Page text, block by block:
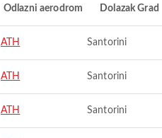
Odlazni aerodrom Dolazak Grad
ATH Santorini
ATH Santorini
ATH Santorini